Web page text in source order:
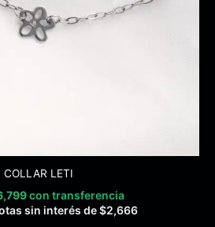
COLLAR LETI
con transferencia
sin interés de$2,666